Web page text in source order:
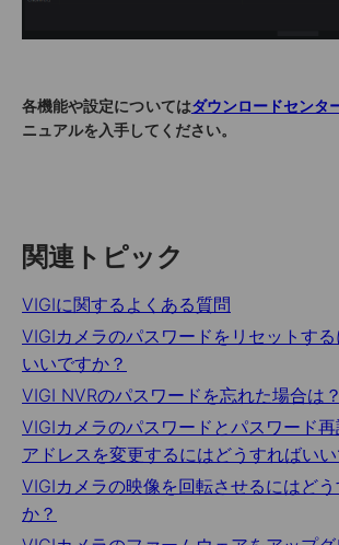
各機能や設定についてはダウンロードセンタ
ニュアルを入手してください。
関連トピック
VIGIに関するよくある質問
VIGIカメラのパスワードをリセットす
いいですか？
VIGI NVRのパスワードを忘れた場合は？
VIGIカメラのパスワードとパスワード
アドレスを変更するにはどうすればいい
VIGIカメラの映像を回転させるにはど
か？